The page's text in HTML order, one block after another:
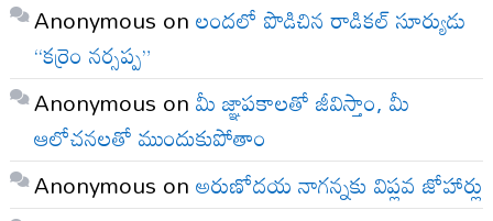
Anonymous onలందలో పొడిచిన రాడికల్ సూర్యుడు
“కర్రెం నర్సప్ప”
Anonymous onమీ జ్ఞాపకాలతో జీవిస్తాం, మీ
ఆలోచనలతో ముందుకుపోతాం
Anonymous onఅరుణోదయ నాగన్నకు విప్లవ జోహార్లు